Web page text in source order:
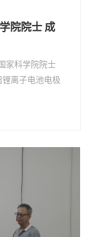
院院士 成
家科学院院士
离子电池电极